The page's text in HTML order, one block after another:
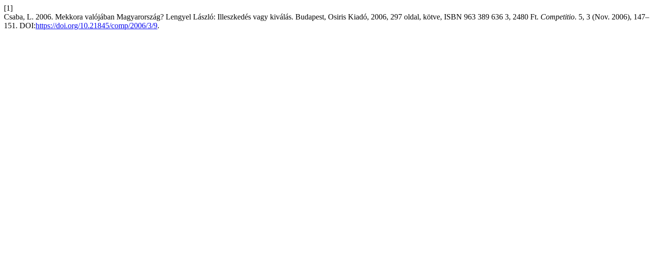
[1]
Csaba, L. 2006. Mekkora valójában Magyarország? Lengyel László: Illeszkedés vagy kiválás. Budapest, Osiris Kiadó, 2006, 297 oldal, kötve, ISBN 963 389 636 3, 2480 Ft. Competitio. 5, 3 (Nov. 2006), 147–
151. DOI:https://doi.org/10.21845/comp/2006/3/9.